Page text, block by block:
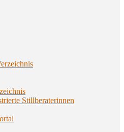
Stillberaterinnen